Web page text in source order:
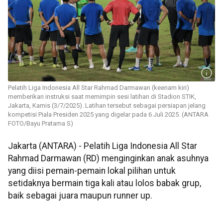
Pelatih Liga Indonesia All Star Rahmad Darmawan (keenam kiri)
memberikan instruksi saat memimpin sesi latihan di Stadion STIK,
Jakarta, Kamis (3/7/2025). Latihan tersebut sebagai persiapan jelang
kompetisi Piala Presiden 2025 yang digelar pada 6 Juli 2025. (ANTARA
FOTO/Bayu Pratama S)
Jakarta (ANTARA) - Pelatih Liga Indonesia All Star
Rahmad Darmawan (RD) menginginkan anak asuhnya
yang diisi pemain-pemain lokal pilihan untuk
setidaknya bermain tiga kali atau lolos babak grup,
baik sebagai juara maupun runner up.